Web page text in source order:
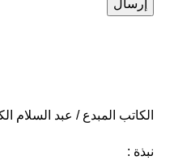
الكاتب المبدع / عبد السلام
نبذة :